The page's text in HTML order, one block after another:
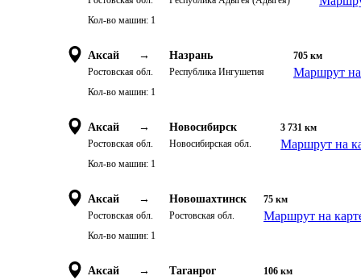
Кол-во машин: 1
Аксай →
Ростовская обл.
Назрань
Республика Ингушетия
705 км
Маршрут на
Кол-во машин: 1
Аксай →
Ростовская обл.
Новосибирск
Новосибирская обл.
3 731 км
Маршрут на
Кол-во машин: 1
Аксай →
Ростовская обл.
Новошахтинск
Ростовская обл.
75 км
Маршрут на
Кол-во машин: 1
Аксай → Таганрог 106 км